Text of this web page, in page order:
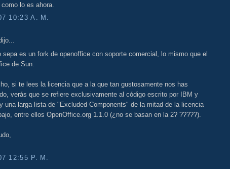
lo es ahora.
10:23 A. M.
sepa es un fork de openoffice con soporte comercial, lo mismo que el
de Sun.
si te lees la licencia que a la que tan gustosamente nos has
verás que se refiere exclusivamente al código escrito por IBM y
una larga lista de "Excluded Components" de la mitad de la licencia
entre ellos OpenOffice.org 1.1.0 (¿no se basan en la 2? ?????).
12:55 P. M.